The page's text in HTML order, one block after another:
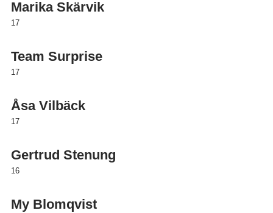
Marika Skärvik
17
Team Surprise
17
Åsa Vilbäck
17
Gertrud Stenung
16
My Blomqvist